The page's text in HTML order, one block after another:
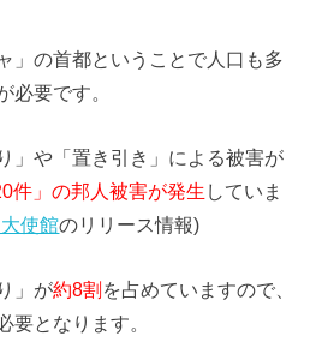
」の首都ということで人口も多
必要です。
」や「置き引き」による被害が
件」の邦人被害が発生 していま
使館のリリース情報)
」が約8割を占めていますので、
要となります。